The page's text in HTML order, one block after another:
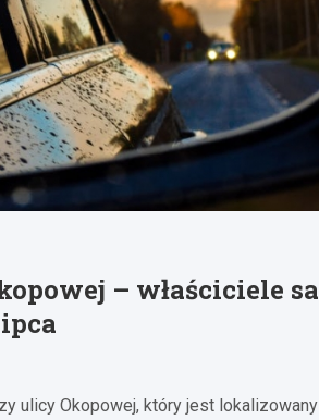
– właściciele
ulicy Okopowej, który jest